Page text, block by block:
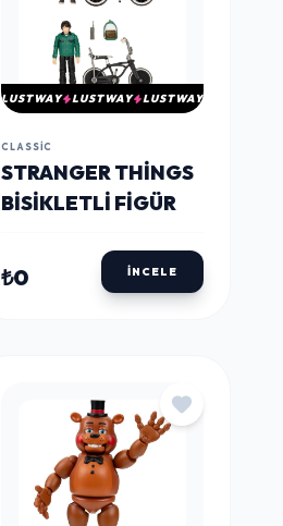
LUSTWAY LUSTWAY LUSTWAY
CLASSIC
STRANGER THINGS
BISIKLETLI FIGÜR
₺0 İNCELE